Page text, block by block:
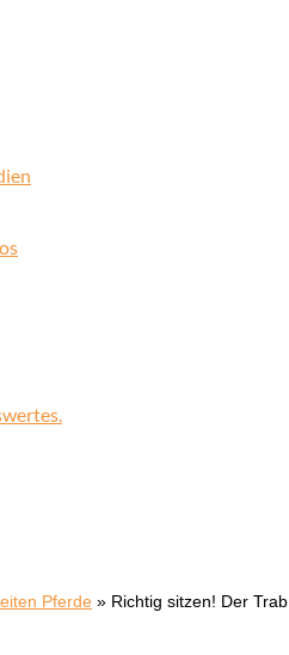
Pferde » Richtig sitzen! Der Trab